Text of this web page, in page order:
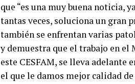
que “es una muy buena noticia,
tantas veces, soluciona un gran
también se enfrentan varias
y demuestra que el trabajo en el
este CESFAM, se lleva adelante
el que le damos mejor calidad